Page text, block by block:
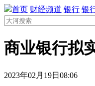
首页 财经频道 银行 银
商业银行拟
2023年02月19日08:06